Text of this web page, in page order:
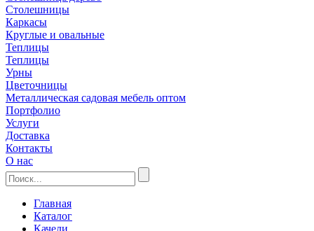
Столешницы
Каркасы
Круглые и овальные
Теплицы
Теплицы
Урны
Цветочницы
Металлическая садовая мебель оптом
Портфолио
Услуги
Доставка
Контакты
О нас
Главная
Каталог
Качели